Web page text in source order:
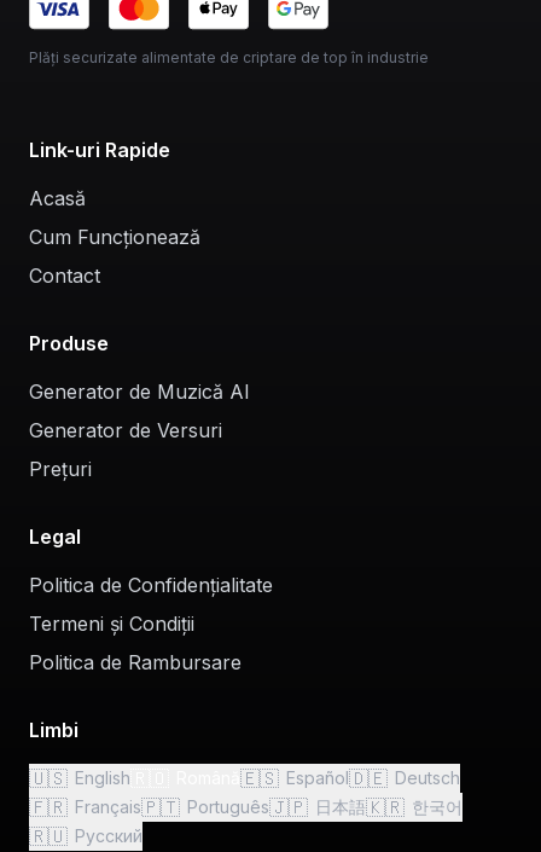
Plăți securizate alimentate de criptare de top în industrie
Link-uri Rapide
Acasă
Cum Funcționează
Contact
Produse
Generator de Muzică AI
Generator de Versuri
Prețuri
Legal
Politica de Confidențialitate
Termeni și Condiții
Politica de Rambursare
Limbi
🇺🇸 English 🇪🇸 Español🇩🇪 Deutsch
🇫🇷 Français🇵🇹 Português🇯🇵 日本語🇰🇷 한국어
🇷🇺 Русский